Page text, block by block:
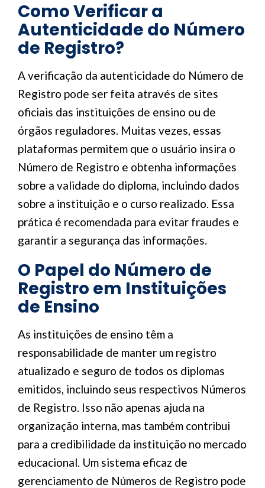
Como Verificar a
Autenticidade do Número
de Registro?
A verificação da autenticidade do Número de
Registro pode ser feita através de sites
oficiais das instituições de ensino ou de
órgãos reguladores. Muitas vezes, essas
plataformas permitem que o usuário insira o
Número de Registro e obtenha informações
sobre a validade do diploma, incluindo dados
sobre a instituição e o curso realizado. Essa
prática é recomendada para evitar fraudes e
garantir a segurança das informações.
O Papel do Número de
Registro em Instituições
de Ensino
As instituições de ensino têm a
responsabilidade de manter um registro
atualizado e seguro de todos os diplomas
emitidos, incluindo seus respectivos Números
de Registro. Isso não apenas ajuda na
organização interna, mas também contribui
para a credibilidade da instituição no mercado
educacional. Um sistema eficaz de
gerenciamento de Números de Registro pode